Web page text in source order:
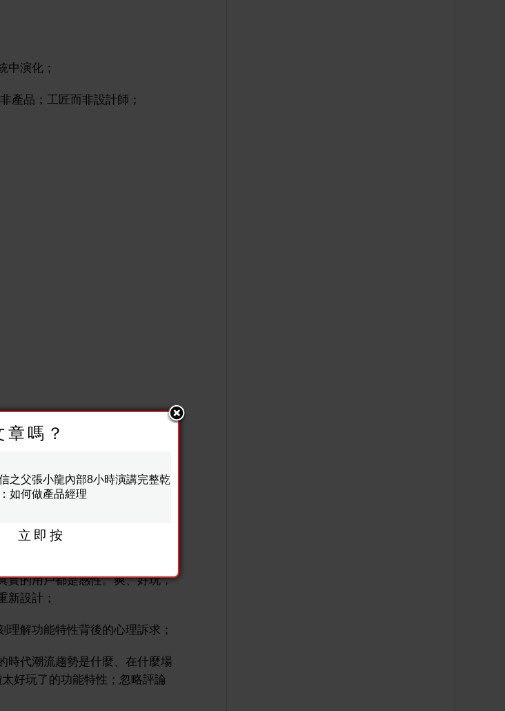
中演化；
產品；工匠而非設計師；
、整合、拉動、導入、多平臺、
是幫助你瞭解他們是怎麼想怎
意義的；
實的用戶都是感性。爽、好玩，
新設計；
解功能特性背後的心理訴求；
時代潮流趨勢是什麼、在什麼場
好玩了的功能特性；忽略評論
嗎？
之父張小龍內部8小時演講完整乾
如何做產品經理
立即按